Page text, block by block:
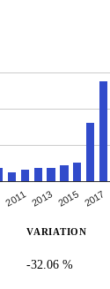
2011 2013 2015 2017
VARIATION
-32.06 %